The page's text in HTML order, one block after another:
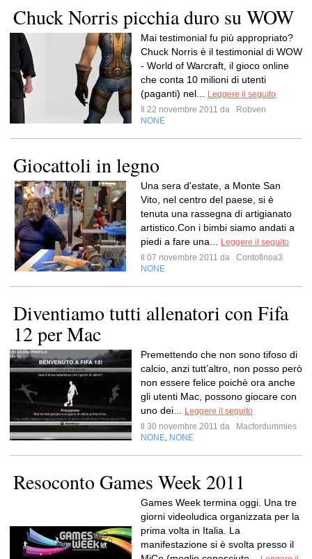
Chuck Norris picchia duro su WOW
Mai testimonial fu più appropriato?
Chuck Norris è il testimonial di WOW
- World of Warcraft, il gioco online
che conta 10 milioni di utenti
(paganti) nel...
Leggere il seguito
Il 22 novembre 2011 da
Robven
NONE
Giocattoli in legno
Una sera d'estate, a Monte San
Vito, nel centro del paese, si è
tenuta una rassegna di artigianato
artistico.Con i bimbi siamo andati a
piedi a fare una...
Leggere il seguito
Il 07 novembre 2011 da
Contofinoa3
NONE
Diventiamo tutti allenatori con Fifa
12 per Mac
Premettendo che non sono tifoso di
calcio, anzi tutt’altro, non posso però
non essere felice poichè ora anche
gli utenti Mac, possono giocare con
uno dei...
Leggere il seguito
Il 30 novembre 2011 da
Macfordummies
NONE NONE
Resoconto Games Week 2011
Games Week termina oggi. Una tre
giorni videoludica organizzata per la
prima volta in Italia. La
manifestazione si è svolta presso il